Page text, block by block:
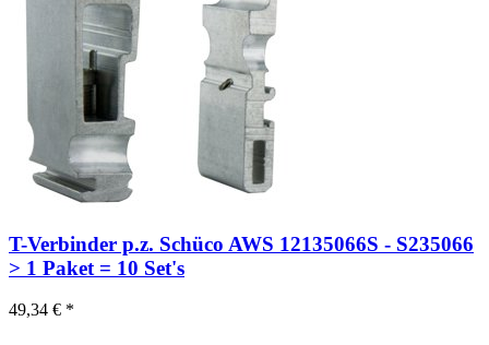
T-Verbinder p.z. Schüco AWS 12135066S - S235066
> 1 Paket = 10 Set's
49,34 € *